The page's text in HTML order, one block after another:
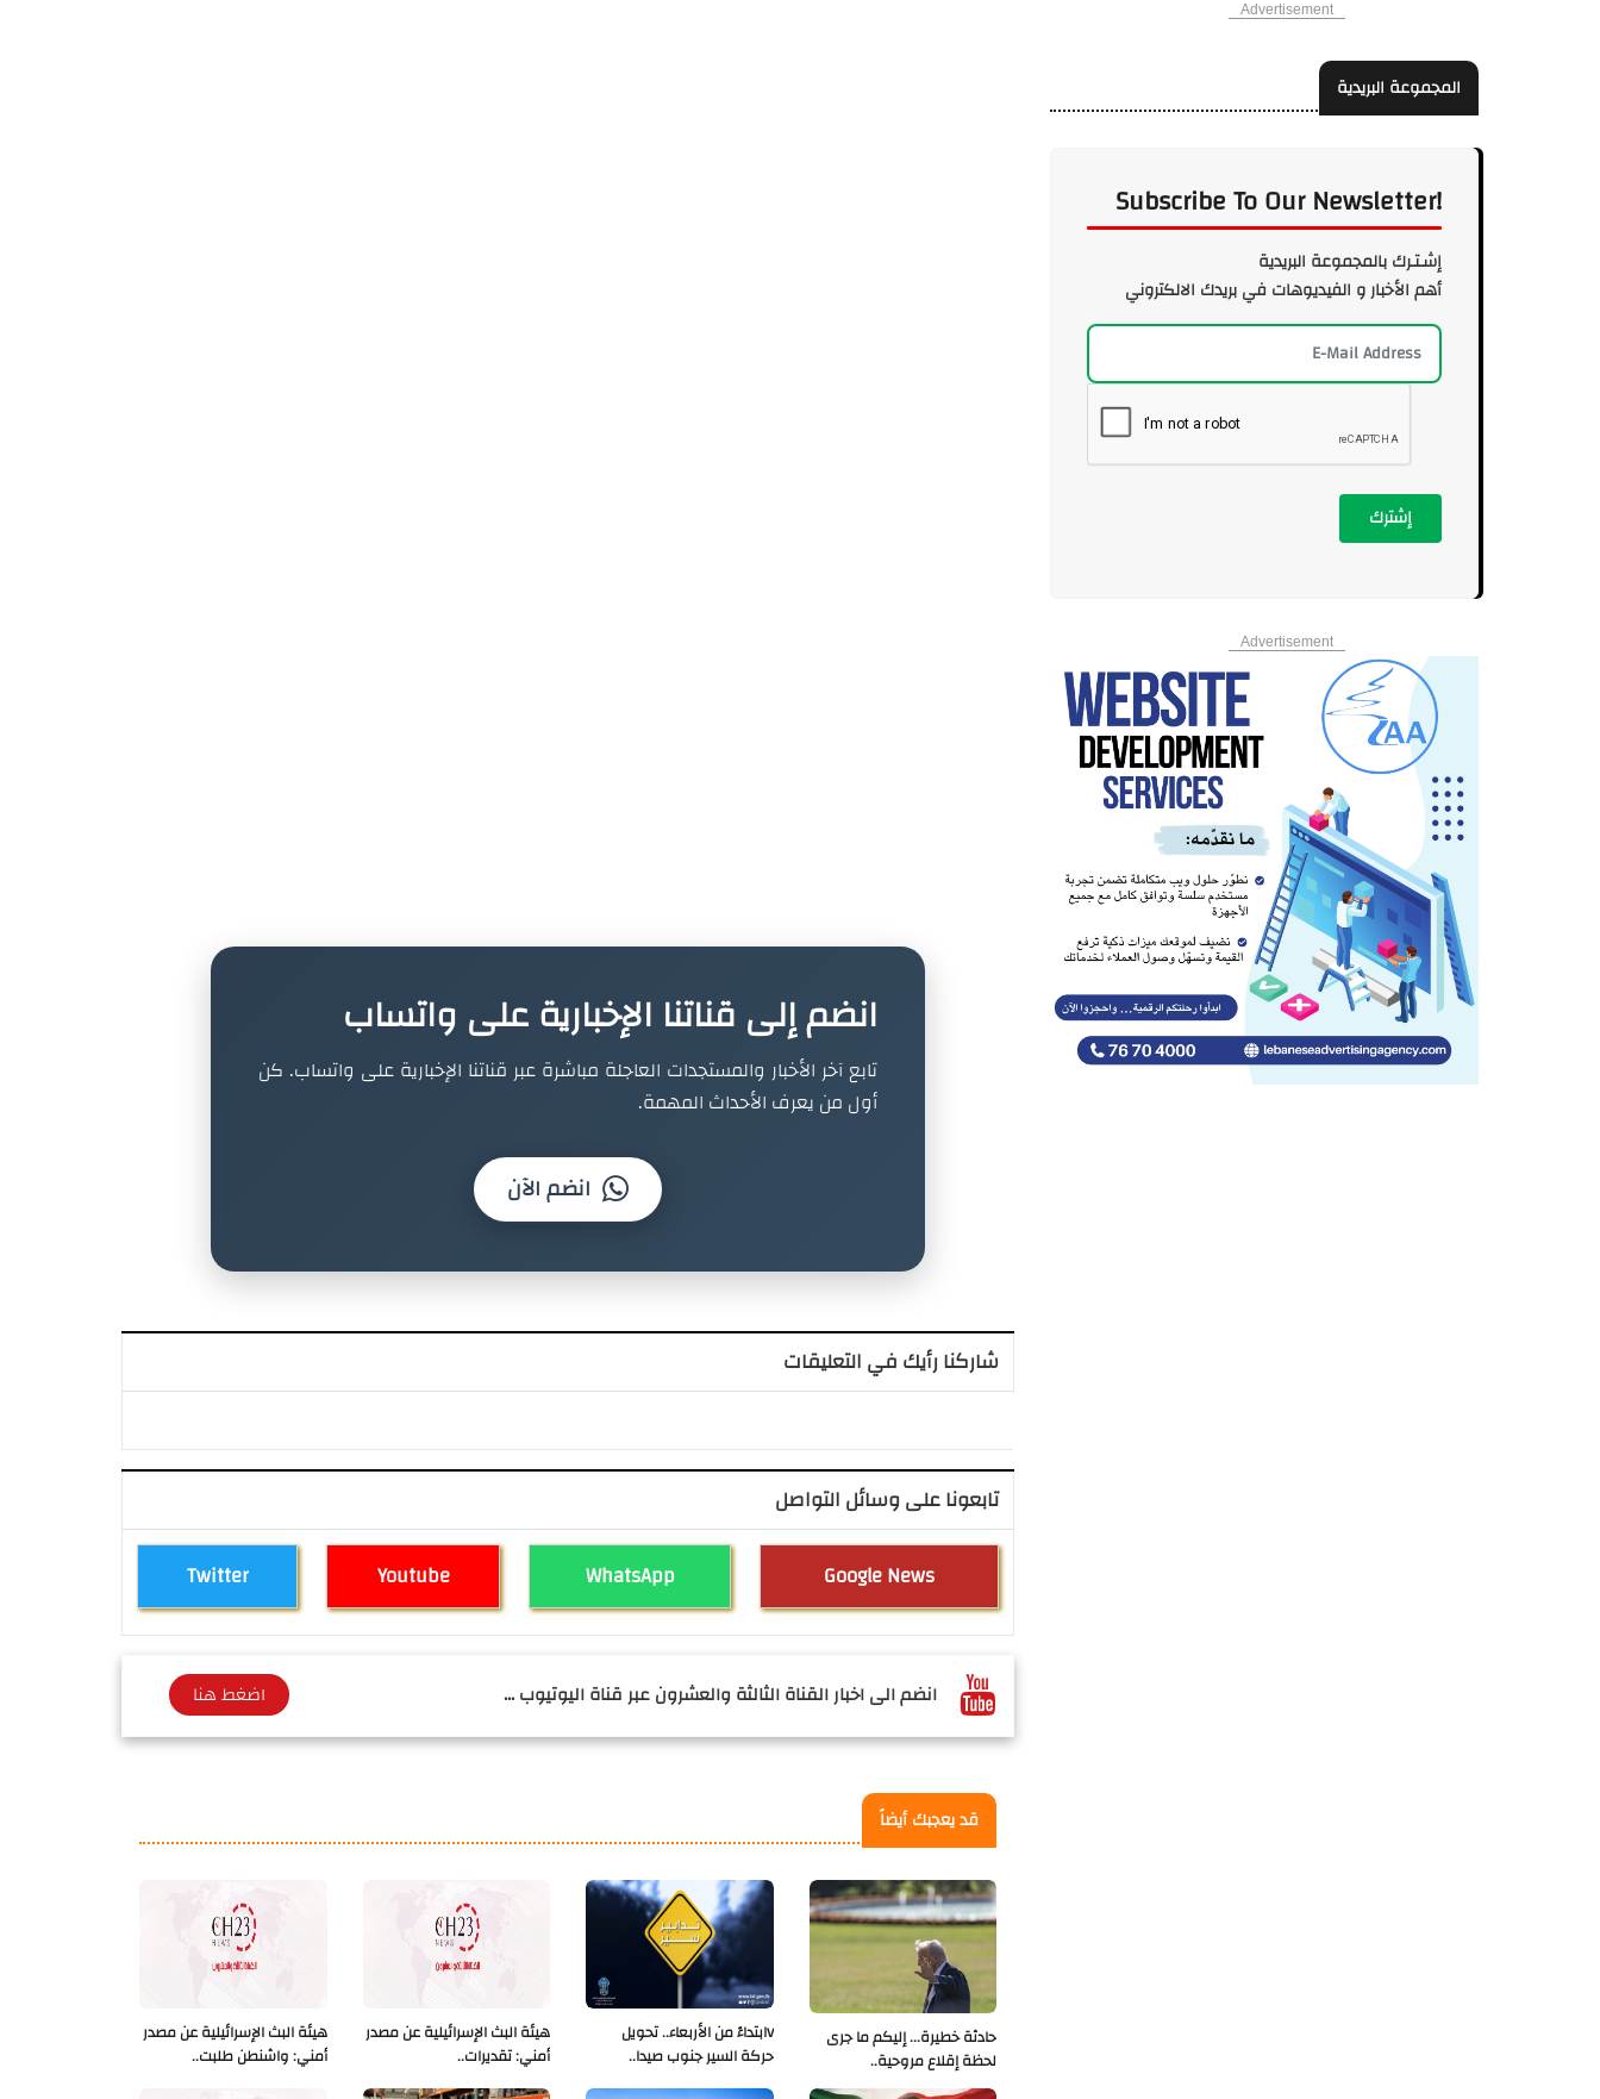
انضم إلى قناتنا الإخبارية على واتساب
تابع آخر الأخبار والمستجدات العاجلة مباشرة عبر قناتنا الإخبارية على واتساب. كن
أول من يعرف الأحداث المهمة.
انضم الآن
شاركنا رأيك في التعليقات
تابعونا على وسائل التواصل
Twitter Youtube WhatsApp Google News
انضم الى اخبار القناة الثالثة والعشرون عبر قناة اليوتيوب ... اضغط هنا
قد يعجبك أيضاً
هيئة البث الإسرائيلية عن مصدر
أمني: واشنطن طلبت..
هيئة البث الإسرائيلية عن مصدر
أمني: تقديرات..
Vابتداءً من الأربعاء.. تحويل
حركة السير جنوب صيدا..
حادثة خطيرة... إليكم ما جرى
لحظة إقلاع مروحية..
Advertisement
المجموعة البريدية
Subscribe To Our Newsletter!
إشـتـرك بالمجموعة البريدية
أهم الأخبار و الفيديوهات في بريدك الالكتروني
إشترك
Advertisement